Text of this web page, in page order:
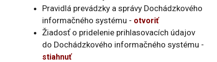
Pravidlá prevádzky a správy Dochádzkového
informačného systému - otvoriť
Žiadosť o pridelenie prihlasovacích údajov
do Dochádzkového informačného systému -
stiahnuť